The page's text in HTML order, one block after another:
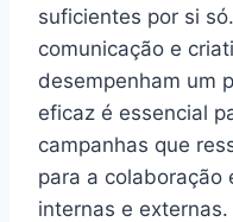
suficientes por si
comunicação e
desempenham um
eficaz é essencial
campanhas que
para a colaboração
internas e